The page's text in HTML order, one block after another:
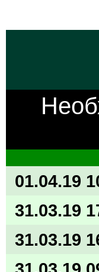
01.04.19
31.03.19
31.03.19